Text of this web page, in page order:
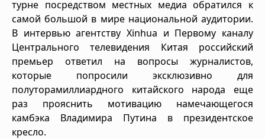
турне посредством местных медиа обратился к
самой большой в мире национальной аудитории.
В интервью агентству Xinhua и Первому каналу
Центрального телевидения Китая российский
премьер ответил на вопросы журналистов,
которые попросили эксклюзивно для
полуторамиллиардного китайского народа еще
раз прояснить мотивацию намечающегося
камбэка Владимира Путина в президентское
кресло.